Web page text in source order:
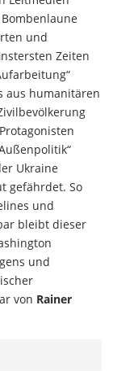
und
Zeiten
aus humanitären
Ukraine
gefährdet. So
und
bleibt dieser
und
von Rainer